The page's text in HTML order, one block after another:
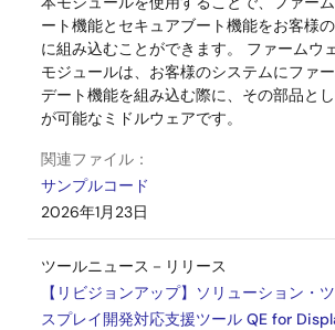
ート機能とセキュアブート機能をお客様
に組み込むことができます。 ファームウ
モジュールは、お客様のシステムにファ
デート機能を組み込む際に、その部品と
が可能なミドルウェアです。
関連ファイル：
サンプルコード
2026年1月23日
ツールニュース－リリース
【リビジョンアップ】ソリューション・
スプレイ開発対応支援ツール QE for